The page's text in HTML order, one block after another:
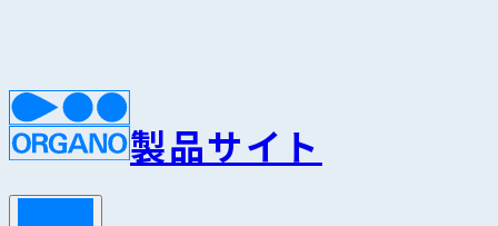
製品サイト